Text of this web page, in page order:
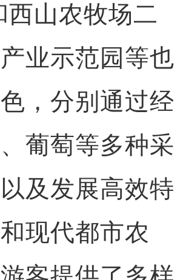
西山农牧场二
业示范园等也
，分别通过经
葡萄等多种采
及发展高效特
现代都市农